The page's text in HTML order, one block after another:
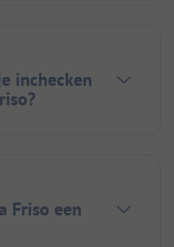
inchecken
Friso een